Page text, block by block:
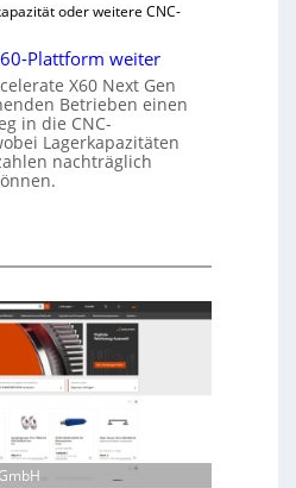
oder weitere CNC-
Plattform weiter
X60 Next Gen
Betrieben einen
in die CNC-
Lagerkapazitäten
nachträglich